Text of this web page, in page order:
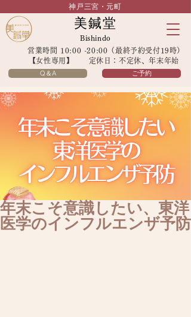
神戸三宮・元町
美鍼堂
Bishindo
営業時間 10:00 -20:00（最終予約受付19時）
【女性専用】 定休日：不定休、年末年始
Q＆A ご予約
年末こそ意識したい、東洋
医学のインフルエンザ予防